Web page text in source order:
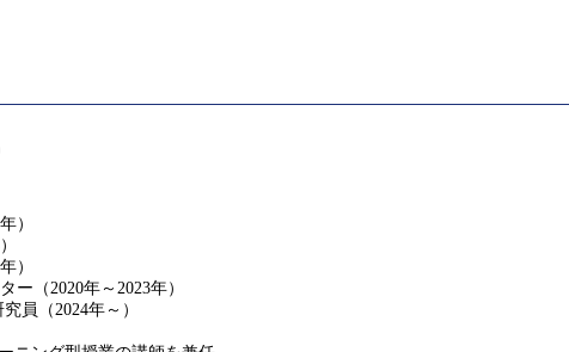
）
）
年）
（2020年～2023年）
員（2024年～）